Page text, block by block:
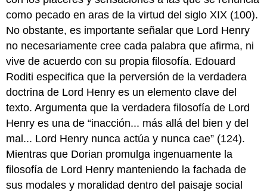
como pecado en aras de la virtud del siglo XIX (100).
No obstante, es importante señalar que Lord Henry
no necesariamente cree cada palabra que afirma, ni
vive de acuerdo con su propia filosofía. Edouard
Roditi especifica que la perversión de la verdadera
doctrina de Lord Henry es un elemento clave del
texto. Argumenta que la verdadera filosofía de Lord
Henry es una de “inacción... más allá del bien y del
mal... Lord Henry nunca actúa y nunca cae” (124).
Mientras que Dorian promulga ingenuamente la
filosofía de Lord Henry manteniendo la fachada de
sus modales y moralidad dentro del paisaje social